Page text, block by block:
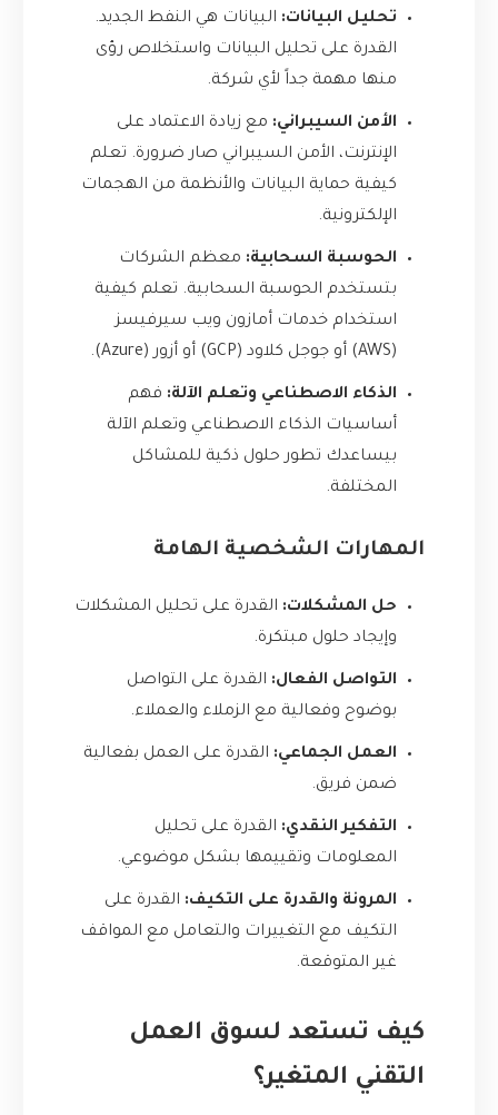
تحليل البيانات: البيانات هي النفط الجديد.
القدرة على تحليل البيانات واستخلاص رؤى
منها مهمة جداً لأي شركة.
الأمن السيبراني: مع زيادة الاعتماد على
الإنترنت، الأمن السيبراني صار ضرورة. تعلم
كيفية حماية البيانات والأنظمة من الهجمات
الإلكترونية.
الحوسبة السحابية: معظم الشركات
بتستخدم الحوسبة السحابية. تعلم كيفية
استخدام خدمات أمازون ويب سيرفيسز
(AWS) أو جوجل كلاود (GCP) أو أزور (Azure).
الذكاء الاصطناعي وتعلم الآلة: فهم
أساسيات الذكاء الاصطناعي وتعلم الآلة
بيساعدك تطور حلول ذكية للمشاكل
المختلفة.
المهارات الشخصية الهامة
حل المشكلات: القدرة على تحليل المشكلات
وإيجاد حلول مبتكرة.
التواصل الفعال: القدرة على التواصل
بوضوح وفعالية مع الزملاء والعملاء.
العمل الجماعي: القدرة على العمل بفعالية
ضمن فريق.
التفكير النقدي: القدرة على تحليل
المعلومات وتقييمها بشكل موضوعي.
المرونة والقدرة على التكيف: القدرة على
التكيف مع التغييرات والتعامل مع المواقف
غير المتوقعة.
كيف تستعد لسوق العمل
التقني المتغير؟